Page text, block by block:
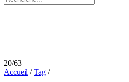
20/63
Accueil /Tag /